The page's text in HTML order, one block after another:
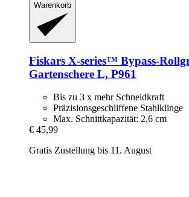
Warenkorb
Fiskars X-​series™ Bypass-​
Gartenschere L, P961
Bis zu 3 x mehr Schneidkraft
Präzisionsgeschliffene Stahlklinge
Max. Schnittkapazität: 2,6 cm
€ 45,99
Gratis Zustellung bis 11. August